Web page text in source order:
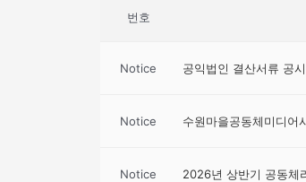
번호
Notice 공익법인 결산서류 공
Notice 수원마을공동체미디어
Notice 2026년 상반기 공동체